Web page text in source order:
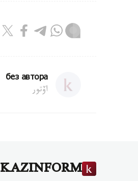
без автора
اۆتور
KAZINFORM